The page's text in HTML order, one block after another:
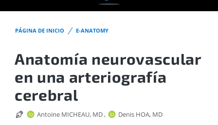
PÁGINA DE INICIO E-ANATOMY
Anatomía neurovascular
en una arteriografía
cerebral
Antoine MICHEAU, MD ,
Denis HOA, MD